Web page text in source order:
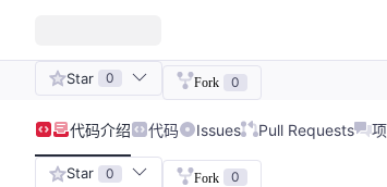
Star 0 Fork 0
代码介绍 代码 Issues Pull Requests
Star 0 Fork 0